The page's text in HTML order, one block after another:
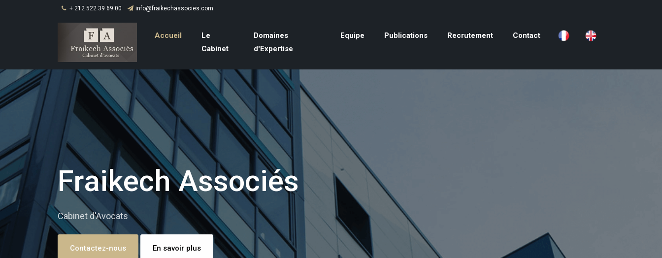
+ 212 522 39 69 00 info@fraikechassocies.com
Accueil
Le
Cabinet
Domaines
d'Expertise
Equipe Publications Recrutement Contact
Fraikech Associés
Cabinet d'Avocats
Contactez-nous En savoir plus